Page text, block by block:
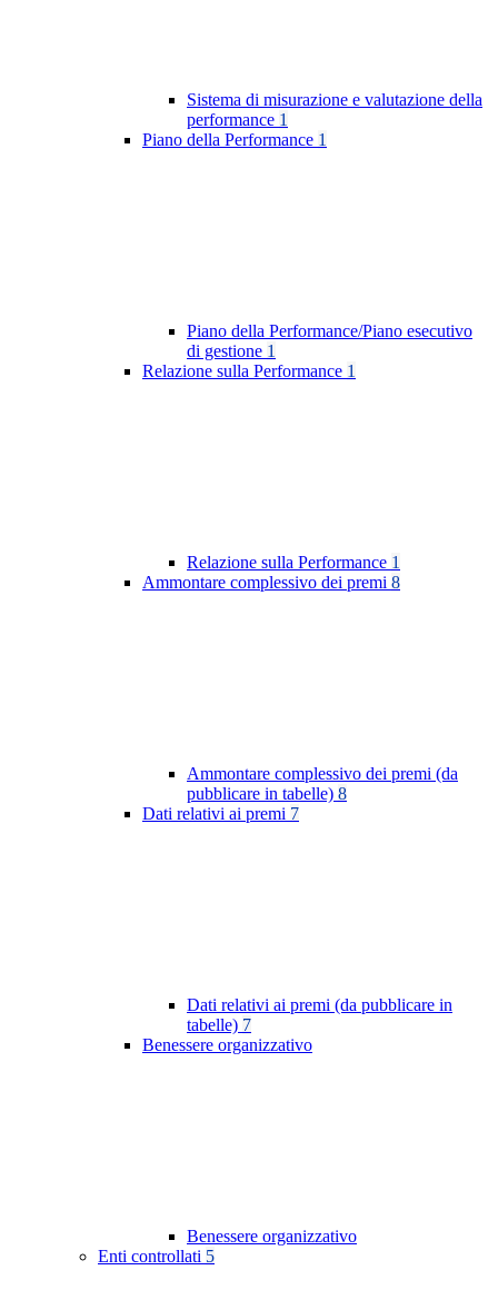
Sistema di misurazione e valutazione della
performance 1
Piano della Performance 1
Piano della Performance/Piano esecutivo
di gestione 1
Relazione sulla Performance 1
Relazione sulla Performance 1
Ammontare complessivo dei premi 8
Ammontare complessivo dei premi (da
pubblicare in tabelle) 8
Dati relativi ai premi 7
Dati relativi ai premi (da pubblicare in
tabelle) 7
Benessere organizzativo
Benessere organizzativo
Enti controllati 5